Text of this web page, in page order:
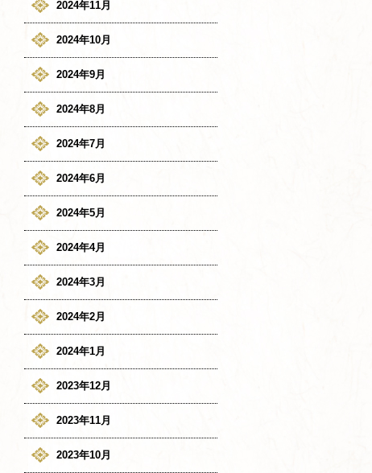
2024年11月
2024年10月
2024年9月
2024年8月
2024年7月
2024年6月
2024年5月
2024年4月
2024年3月
2024年2月
2024年1月
2023年12月
2023年11月
2023年10月